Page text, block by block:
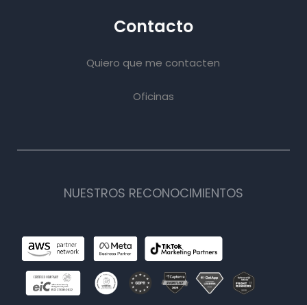
Contacto
Quiero que me contacten
Oficinas
NUESTROS RECONOCIMIENTOS